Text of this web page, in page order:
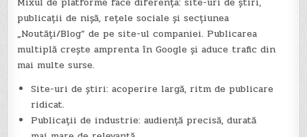
publicații de nișă, rețele sociale și secțiunea
„Noutăți/Blog” de pe site-ul companiei. Publicarea
multiplă crește amprenta în Google și aduce trafic din
mai multe surse.
Site-uri de știri: acoperire largă, ritm de publicare
ridicat.
Publicații de industrie: audiență precisă, durată